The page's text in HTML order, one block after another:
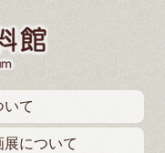
いて
について